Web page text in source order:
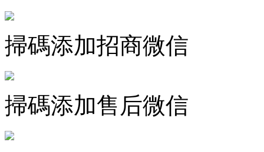
掃碼添加招商微信
掃碼添加售后微信